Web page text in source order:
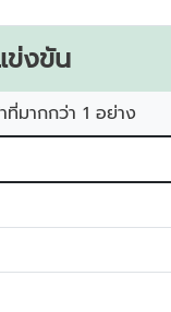
ข่งขัน
ที่มากกว่า 1 อย่าง